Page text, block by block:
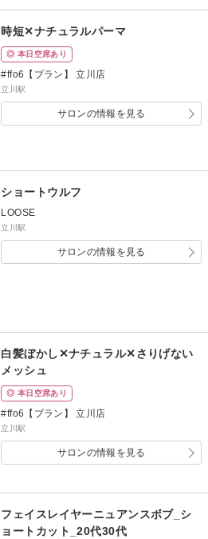
時短✕ナチュラルパーマ
◎ 本日空席あり
#ffo6【ブラン】 立川店
立川駅
サロンの情報を見る
ショートウルフ
LOOSE
立川駅
サロンの情報を見る
白髪ぼかし✕ナチュラル✕さりげない
メッシュ
◎ 本日空席あり
#ffo6【ブラン】 立川店
立川駅
サロンの情報を見る
フェイスレイヤーニュアンスボブ_シ
ョートカット_20代30代